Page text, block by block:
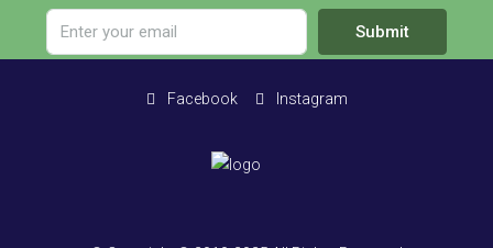
Submit
Facebook Instagram